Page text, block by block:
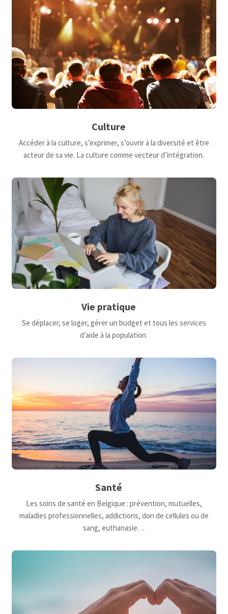
Culture
Accéder à la culture, s’exprimer, s’ouvrir à la diversité et être
acteur de sa vie. La culture comme vecteur d’intégration.
Vie pratique
Se déplacer, se loger, gérer un budget et tous les services
d’aide à la population.
Santé
Les soins de santé en Belgique : prévention, mutuelles,
maladies professionnelles, addictions, don de cellules ou de
sang, euthanasie…